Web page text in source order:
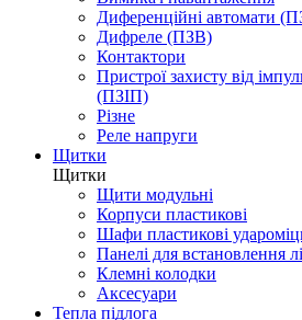
Диференційні автомати
Дифреле (ПЗВ)
Контактори
Пристрої захисту від
(ПЗІП)
Різне
Реле напруги
Щитки
Щитки
Щити модульні
Корпуси пластикові
Шафи пластикові
Панелі для встановлення
Клемні колодки
Аксесуари
Тепла підлога